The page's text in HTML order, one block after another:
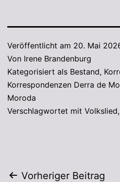
Veröffentlicht am 20. Mai
Von Irene Brandenburg
Kategorisiert als Bestand,
Korrespondenzen Derra de
Moroda
Verschlagwortet mit Volkslied,
Vorheriger Beitrag